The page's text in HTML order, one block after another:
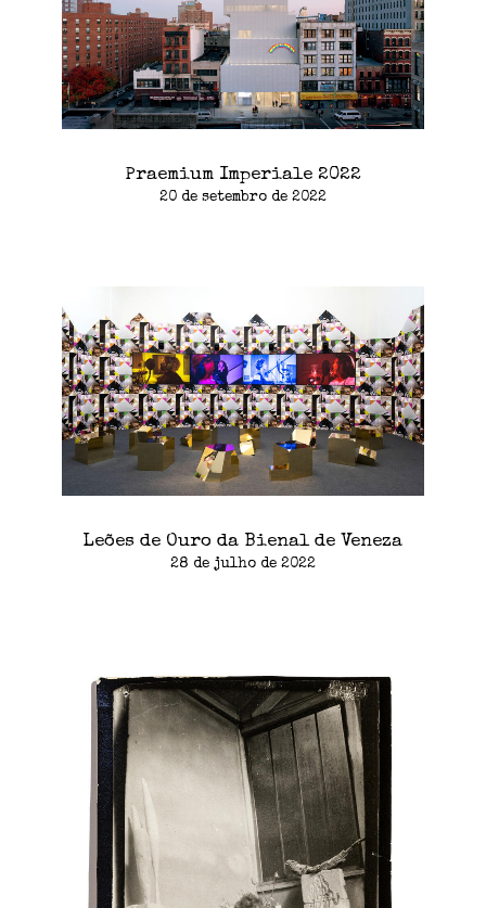
Praemium Imperiale 2022
20 de setembro de 2022
Leões de Ouro da Bienal de Veneza
28 de julho de 2022